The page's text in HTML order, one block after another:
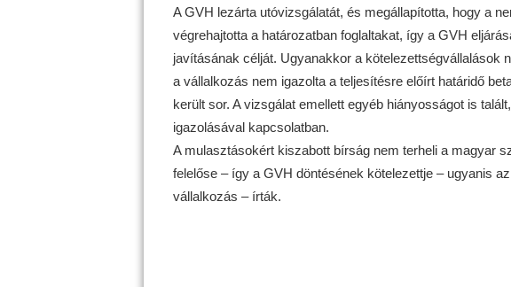
A GVH lezárta utóvizsgálatát, és megállapította, hogy a
végrehajtotta a határozatban foglaltakat, így a GVH
javításának célját. Ugyanakkor a kötelezettségvállalások
a vállalkozás nem igazolta a teljesítésre előírt határidő
került sor. A vizsgálat emellett egyéb hiányosságot is
igazolásával kapcsolatban.
A mulasztásokért kiszabott bírság nem terheli a magyar
felelőse – így a GVH döntésének kötelezettje – ugyanis
vállalkozás – írták.